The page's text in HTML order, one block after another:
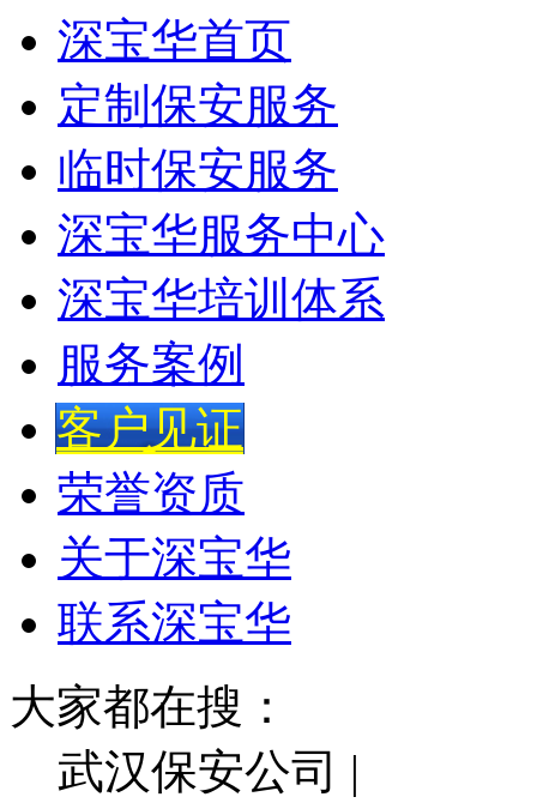
深宝华首页
定制保安服务
临时保安服务
深宝华服务中心
深宝华培训体系
服务案例
客户见证
荣誉资质
关于深宝华
联系深宝华
大家都在搜：
武汉保安公司 |